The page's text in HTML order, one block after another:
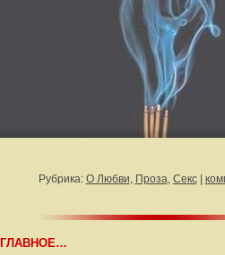
Рубрика: О Любви, Проза, Секс|